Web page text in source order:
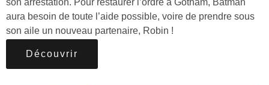
aura besoin de toute l’aide possible, voire de prendre sous
son aile un nouveau partenaire, Robin !
Découvrir